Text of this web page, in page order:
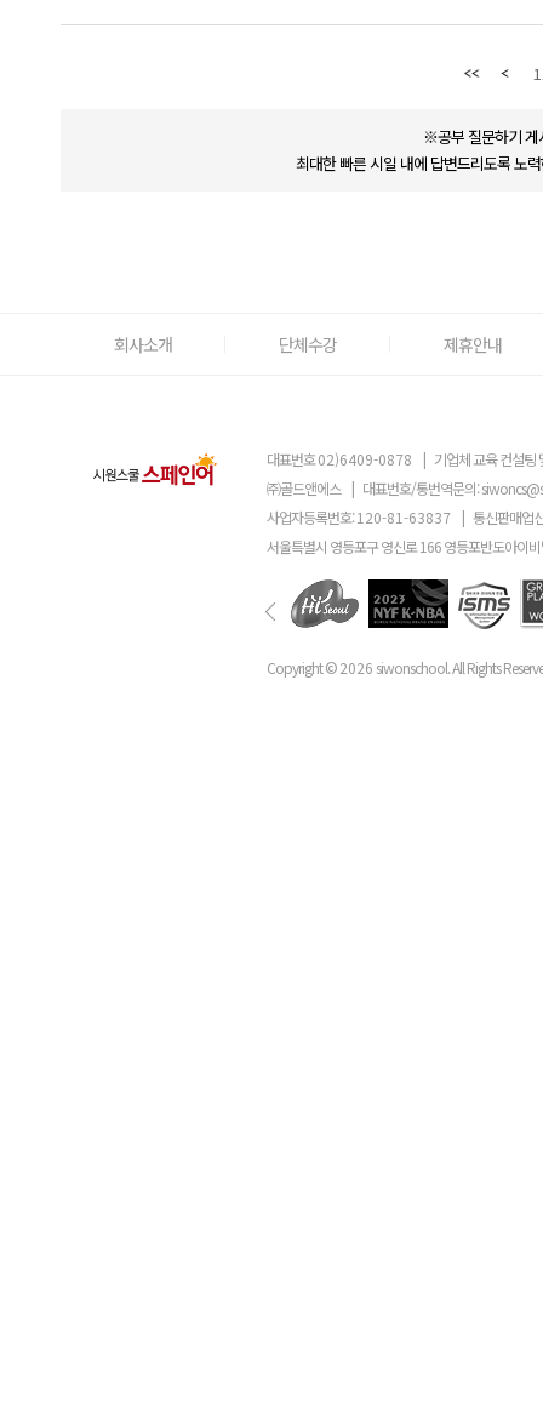
※공부 질문하기 게
최대한 빠른 시일 내에 답변드리도록 노
회사소개 단체수강 제휴안내
대표번호02)6409-0878 | 기업체 교육 컨설팅
㈜골드앤에스 | 대표번호/통번역문의:
사업자등록번호:120-81-63837 | 통신판매업
서울특별시 영등포구 영신로 166 영등포반도아이
Copyright ©2026 siwonschool. All Rights